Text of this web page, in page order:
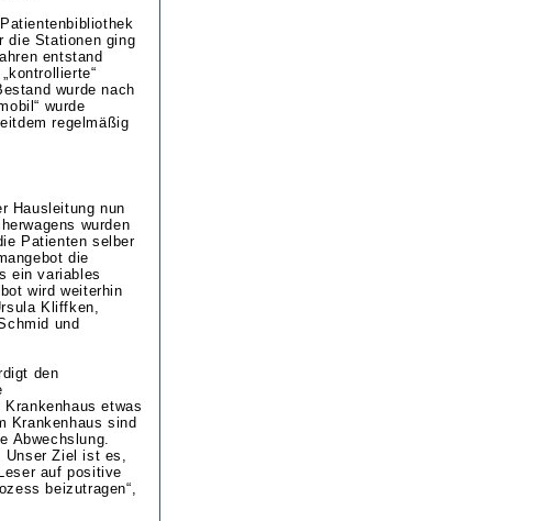
die Stationen ging
entstand
wurde nach
wurde
regelmäßig
Hausleitung nun
wurden
Patienten selber
die
ein variables
wird weiterhin
Kliffken,
und
den
etwas
Krankenhaus sind
Abwechslung.
Unser Ziel ist es,
auf positive
beizutragen“,